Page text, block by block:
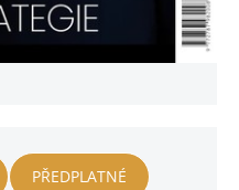
PŘEDPLATNÉ